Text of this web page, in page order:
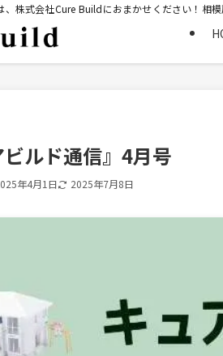
株式会社Cure Buildにおまかせください！相
ビルド通信』4月号
年4月1日 2025年7月8日